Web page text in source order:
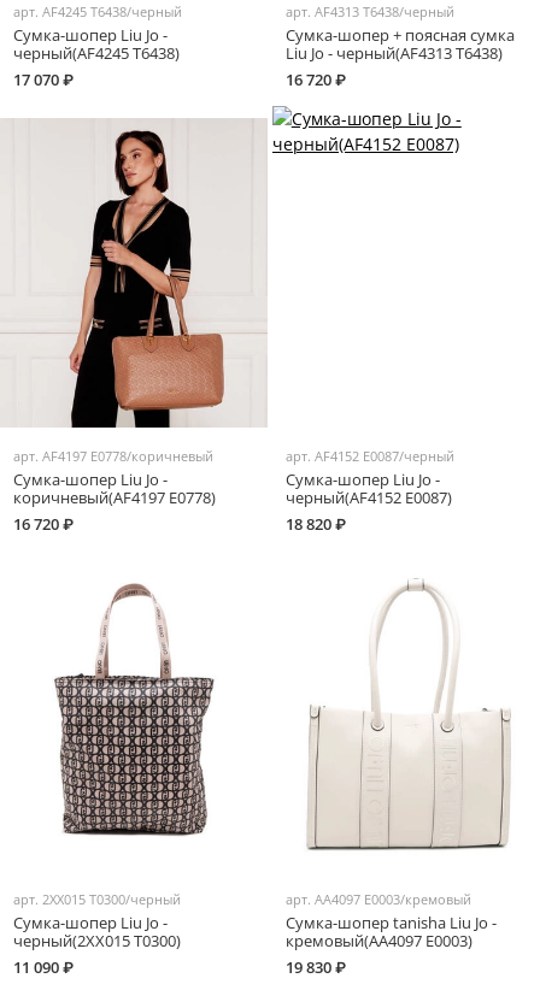
арт.AF4245 T6438/черный
Сумка-шопер Liu Jo -
черный(AF4245 T6438)
17 070 ₽
арт. AF4313 T6438/черный
Сумка-шопер + поясная сумка
Liu Jo - черный(AF4313 T6438)
16 720 ₽
арт.AF4197 E0778/коричневый
Сумка-шопер Liu Jo -
коричневый(AF4197 E0778)
16 720 ₽
арт. AF4152 E0087/черный
Сумка-шопер Liu Jo -
черный(AF4152 E0087)
18 820 ₽
арт.2XX015 T0300/черный
Сумка-шопер Liu Jo -
черный(2XX015 T0300)
11 090 ₽
арт. AA4097 E0003/кремовый
Сумка-шопер tanisha Liu Jo -
кремовый(AA4097 E0003)
19 830 ₽